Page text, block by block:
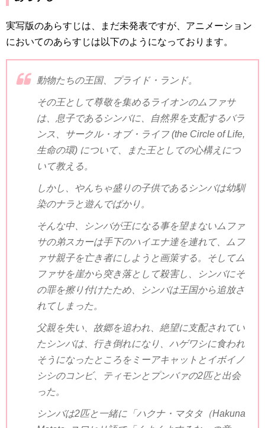
実写版のあらすじは、まだ未発表ですが、アニメーション
においてのあらすじは以下のようになっております。
動物たちの王国、プライド・ランド。
その王として尊敬を集めるライオンのムファサ
は、息子であるシンバに、自然界を支配するバラ
ンス、サークル・オブ・ライフ (the Circle of Life,
生命の環) について、また王としての心構えにつ
いて教える。
しかし、やんちゃ盛りの子供であるシンバは幼馴
染のナラと遊んでばかり。
そんな中、シンバが王になる事を望まないムファ
サの弟スカーは手下のハイエナ達を連れて、ムフ
ァサ親子を亡き者にしようと画策する。そしてム
ファサを崖から突き落として殺害し、シンバにそ
の罪を擦り付けたため、シンバは王国から追放さ
れてしまった。
父親を失い、故郷を追われ、絶望に支配されてい
たシンバは、行き倒れになり、ハゲワシに食われ
そうになったところをミーアキャットとイボイノ
シシのコンビ、ティモンとプンバァの2匹と出会
った。
シンバは2匹と一緒に「ハクナ・マタタ（Hakuna